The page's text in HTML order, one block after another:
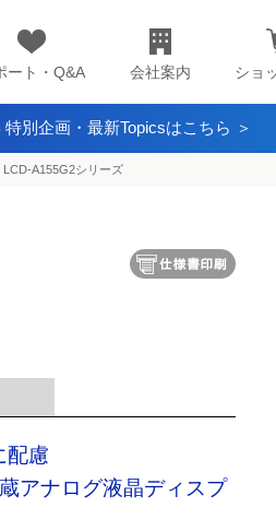
ート・Q&A 会社案内 ショ
別企画・最新Topicsはこちら ＞
LCD-A155G2シリーズ
配慮
アナログ液晶ディスプ